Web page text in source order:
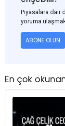
Piyasalara dair
yoruma
ABONE OLUN
En çok